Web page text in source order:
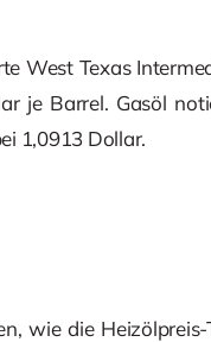
West Texas
je Barrel. Gasöl
1,0913 Dollar.
wie die Heizölpreis-